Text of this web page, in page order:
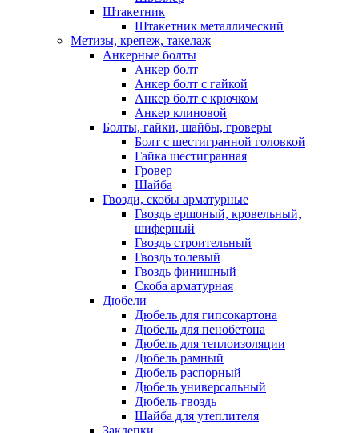
Штакетник
Штакетник металлический
Метизы, крепеж, такелаж
Анкерные болты
Анкер болт
Анкер болт с гайкой
Анкер болт с крючком
Анкер клиновой
Болты, гайки, шайбы, гроверы
Болт c шестигранной головкой
Гайка шестигранная
Гровер
Шайба
Гвозди, скобы арматурные
Гвоздь ершоный, кровельный,
шиферный
Гвоздь строительный
Гвоздь толевый
Гвоздь финишный
Скоба арматурная
Дюбели
Дюбель для гипсокартона
Дюбель для пенобетона
Дюбель для теплоизоляции
Дюбель рамный
Дюбель распорный
Дюбель универсальный
Дюбель-гвоздь
Шайба для утеплителя
Заклепки